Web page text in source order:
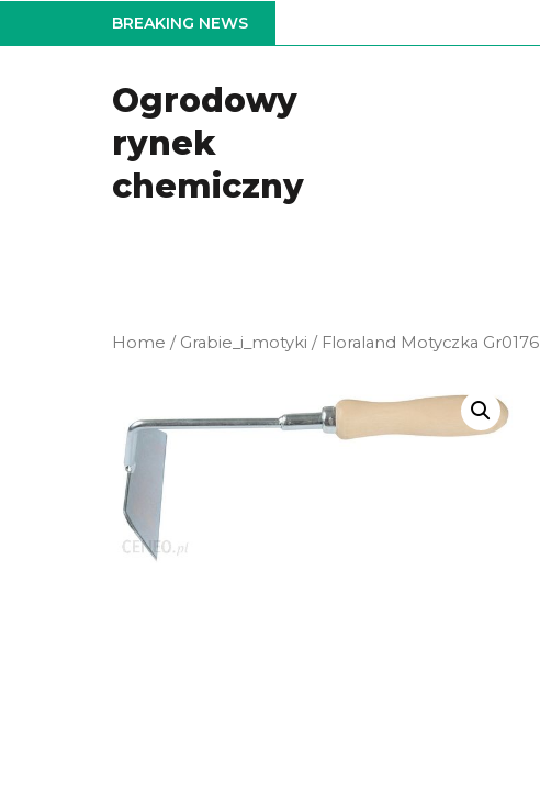
to
BREAKING NEWS
Ogrodowy
rynek
chemiczny
Home / Grabie_i_motyki / Floraland Motyczka Gr0176